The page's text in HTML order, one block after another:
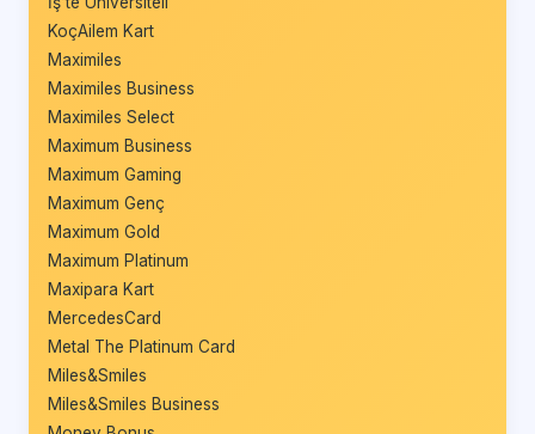
KoçAilem Kart
Maximiles
Maximiles Business
Maximiles Select
Maximum Business
Maximum Gaming
Maximum Genç
Maximum Gold
Maximum Platinum
Maxipara Kart
MercedesCard
Metal The Platinum Card
Miles&Smiles
Miles&Smiles Business